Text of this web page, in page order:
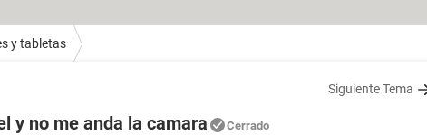
y tabletas
Siguiente Tema
y no me anda la camara Cerrado